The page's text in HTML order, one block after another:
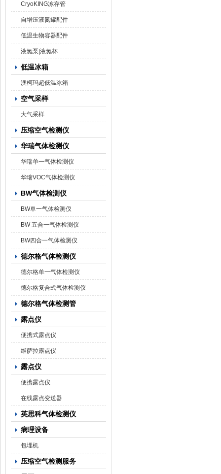
CryoKING冻存管
自增压液氮罐配件
低温生物容器配件
液氮泵|液氮杯
低温冰箱
澳柯玛超低温冰箱
空气采样
大气采样
压缩空气检测仪
华瑞气体检测仪
华瑞单一气体检测仪
华瑞VOC气体检测仪
BW气体检测仪
BW单一气体检测仪
BW 五合一气体检测仪
BW四合一气体检测仪
德尔格气体检测仪
德尔格单一气体检测仪
德尔格复合式气体检测仪
德尔格气体检测管
露点仪
便携式露点仪
维萨拉露点仪
露点仪
便携露点仪
在线露点变送器
英思科气体检测仪
病理设备
包埋机
压缩空气检测服务